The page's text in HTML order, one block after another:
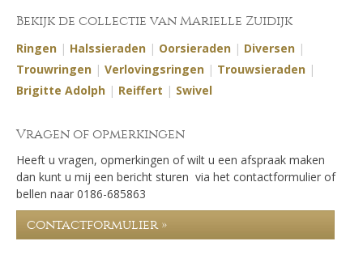
Bekijk de collectie van Marielle Zuidijk
Ringen | Halssieraden | Oorsieraden | Diversen |
Trouwringen | Verlovingsringen | Trouwsieraden |
Brigitte Adolph | Reiffert | Swivel
Vragen of opmerkingen
Heeft u vragen, opmerkingen of wilt u een afspraak maken
dan kunt u mij een bericht sturen via het contactformulier of
bellen naar 0186-685863
contactformulier »